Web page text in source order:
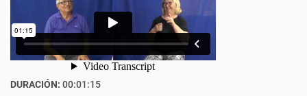
DURACIÓN: 00:01:15